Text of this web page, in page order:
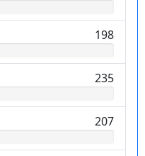
198
235
207